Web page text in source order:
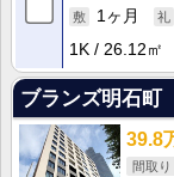
1ヶ月
1K
26.12㎡
ブランズ明石町
39.8